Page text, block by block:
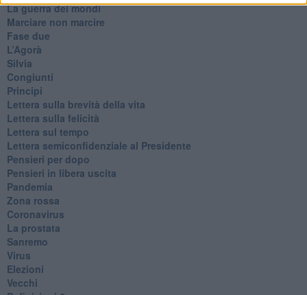
​La guerra dei mondi
Marciare non marcire
Fase due
L’Agorà
Silvia
Congiunti
Principi
​Lettera sulla brevità della vita
​Lettera sulla felicità
​Lettera sul tempo
Lettera semiconfidenziale al Presidente
Pensieri per dopo
​Pensieri in libera uscita
Pandemia
Zona rossa
Coronavirus
La prostata
Sanremo
Virus
Elezioni
Vecchi